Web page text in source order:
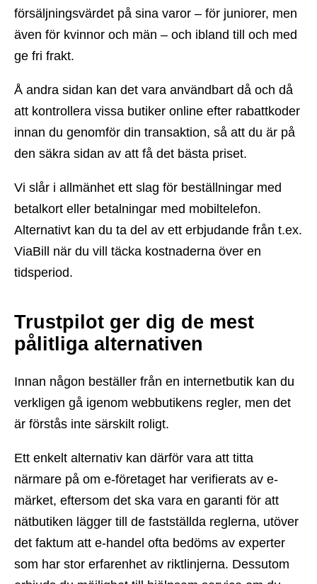
försäljningsvärdet på sina varor – för juniorer, men
även för kvinnor och män – och ibland till och med
ge fri frakt.
Å andra sidan kan det vara användbart då och då
att kontrollera vissa butiker online efter rabattkoder
innan du genomför din transaktion, så att du är på
den säkra sidan av att få det bästa priset.
Vi slår i allmänhet ett slag för beställningar med
betalkort eller betalningar med mobiltelefon.
Alternativt kan du ta del av ett erbjudande från t.ex.
ViaBill när du vill täcka kostnaderna över en
tidsperiod.
Trustpilot ger dig de mest
pålitliga alternativen
Innan någon beställer från en internetbutik kan du
verkligen gå igenom webbutikens regler, men det
är förstås inte särskilt roligt.
Ett enkelt alternativ kan därför vara att titta
närmare på om e-företaget har verifierats av e-
märket, eftersom det ska vara en garanti för att
nätbutiken lägger till de fastställda reglerna, utöver
det faktum att e-handel ofta bedöms av experter
som har stor erfarenhet av riktlinjerna. Dessutom